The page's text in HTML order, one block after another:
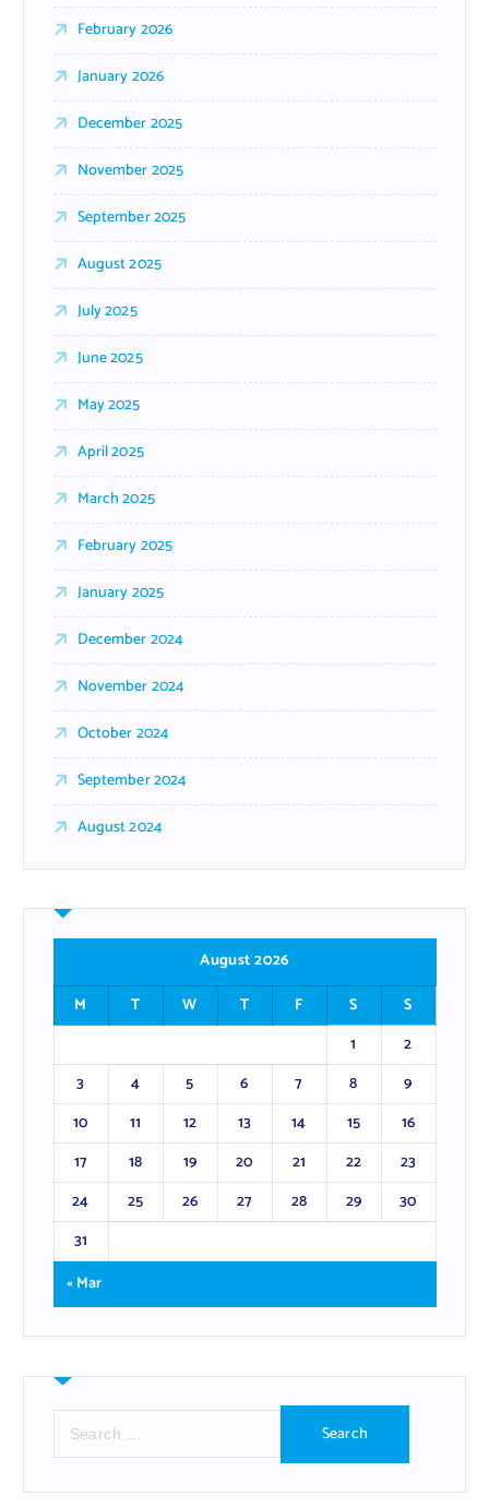
February 2026
January 2026
December 2025
November 2025
September 2025
August 2025
July 2025
June 2025
May 2025
April 2025
March 2025
February 2025
January 2025
December 2024
November 2024
October 2024
September 2024
August 2024
August 2026
M
T W T F S
S
1
2
3
4 5 6 7 8
9
10
11 12 13 14 15
16
17
18 19 20 21 22
23
24
25 26 27 28 29
30
31
« Mar
r